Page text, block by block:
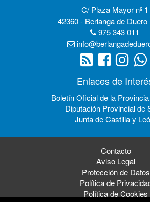
C/ Plaza Mayor nº 1
42360 - Berlanga de Duero
975 343 011
Enlaces de
Boletín Oficial de la
Diputación Provincial de
Junta de Castilla y
Contacto
Aviso Legal
Protección de Datos
Política de
Política de Cookies